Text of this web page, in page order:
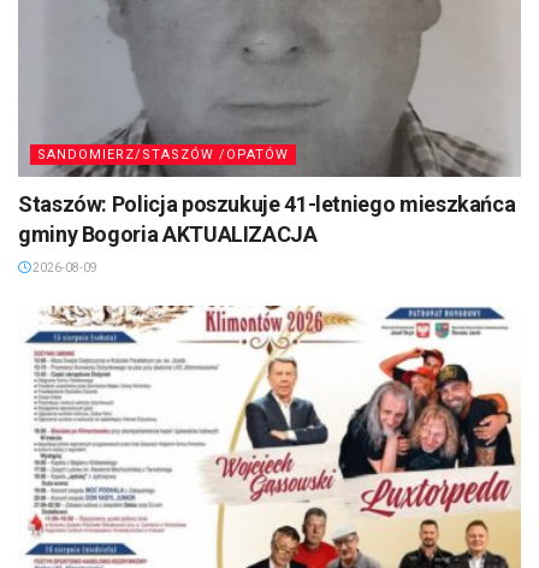
SANDOMIERZ/STASZÓW /OPATÓW
Staszów: Policja poszukuje 41-letniego mieszkańca
gminy Bogoria AKTUALIZACJA
2026-08-09